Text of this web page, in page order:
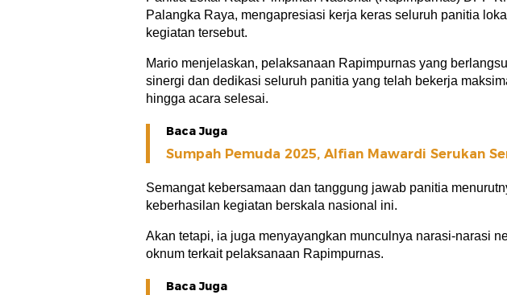
Palangka Raya, mengapresiasi kerja keras seluruh panitia
kegiatan tersebut.
Mario menjelaskan, pelaksanaan Rapimpurnas yang
sinergi dan dedikasi seluruh panitia yang telah bekerja
hingga acara selesai.
Baca Juga
Sumpah Pemuda 2025, Alfian Mawardi Serukan
Semangat kebersamaan dan tanggung jawab panitia
keberhasilan kegiatan berskala nasional ini.
Akan tetapi, ia juga menyayangkan munculnya narasi-narasi
oknum terkait pelaksanaan Rapimpurnas.
Baca Juga